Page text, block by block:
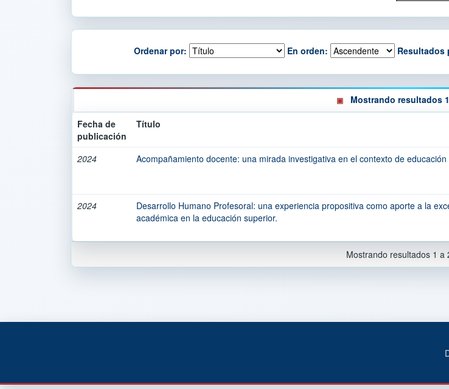
Ordenar por: En orden: Resultados
Mostrando resultados
Fecha de
publicación
Título
2024 Acompañamiento docente: una mirada investigativa en el contexto de educación
2024
Desarrollo Humano Profesoral: una experiencia propositiva como aporte a la
académica en la educación superior.
Mostrando resultados 1 a